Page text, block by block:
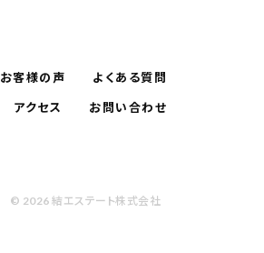
お客様の声 よくある質問
アクセス お問い合わせ
© 2026 結エステート株式会社